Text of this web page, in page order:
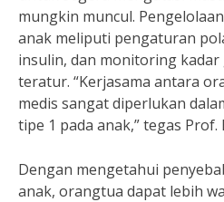
mungkin muncul.
anak meliputi pengaturan
insulin, dan monitoring kadar
teratur. “Kerjasama antara
medis sangat diperlukan
tipe 1 pada anak,” tegas Prof.
Dengan mengetahui
anak, orangtua dapat lebih